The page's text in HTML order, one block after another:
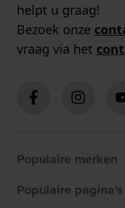
helpt u graag!
Bezoek onze
vraag via het
Populaire merken
Populaire pagina's